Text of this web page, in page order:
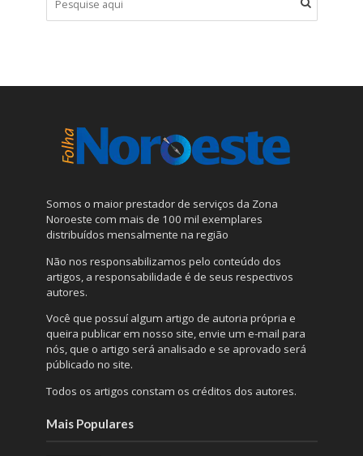
Somos o maior prestador de serviços da Zona
Noroeste com mais de 100 mil exemplares
distribuídos mensalmente na região
Não nos responsabilizamos pelo conteúdo dos
artigos, a responsabilidade é de seus respectivos
autores.
Você que possuí algum artigo de autoria própria e
queira publicar em nosso site, envie um e-mail para
nós, que o artigo será analisado e se aprovado será
públicado no site.
Todos os artigos constam os créditos dos autores.
Mais Populares